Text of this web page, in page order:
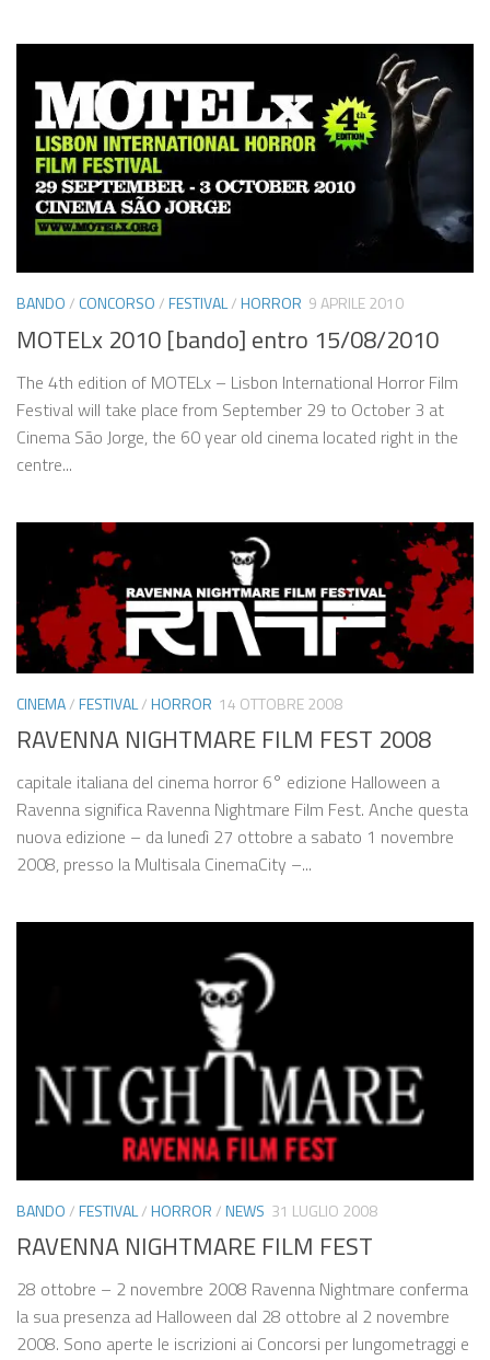
BANDO/ CONCORSO/FESTIVAL/HORROR 9 APRILE 2010
MOTELx 2010 [bando] entro 15/08/2010
The 4th edition of MOTELx – Lisbon International Horror Film
Festival will take place from September 29 to October 3 at
Cinema São Jorge, the 60 year old cinema located right in the
centre...
CINEMA/FESTIVAL/HORROR 14 OTTOBRE 2008
RAVENNA NIGHTMARE FILM FEST 2008
capitale italiana del cinema horror 6° edizione Halloween a
Ravenna significa Ravenna Nightmare Film Fest. Anche questa
nuova edizione – da lunedì 27 ottobre a sabato 1 novembre
2008, presso la Multisala CinemaCity –...
BANDO/FESTIVAL/HORROR/NEWS 31 LUGLIO 2008
RAVENNA NIGHTMARE FILM FEST
28 ottobre – 2 novembre 2008 Ravenna Nightmare conferma
la sua presenza ad Halloween dal 28 ottobre al 2 novembre
2008. Sono aperte le iscrizioni ai Concorsi per lungometraggi e